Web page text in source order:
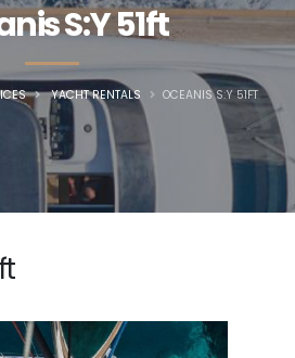
S:Y 51ft
YACHT RENTALS OCEANIS S:Y 51FT